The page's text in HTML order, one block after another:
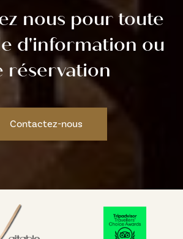
nous pour toute
d'information ou
réservation
Contactez-nous